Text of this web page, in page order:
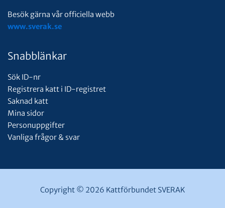
Besök gärna vår officiella webb
www.sverak.se
Snabblänkar
Sök ID-nr
Registrera katt i ID-registret
Saknad katt
Mina sidor
Personuppgifter
Vanliga frågor & svar
Copyright © 2026 Kattförbundet SVERAK